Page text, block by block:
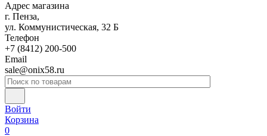
Адрес магазина
г. Пенза,
ул. Коммунистическая, 32 Б
Телефон
+7 (8412) 200-500
Email
sale@onix58.ru
Войти
Корзина
0